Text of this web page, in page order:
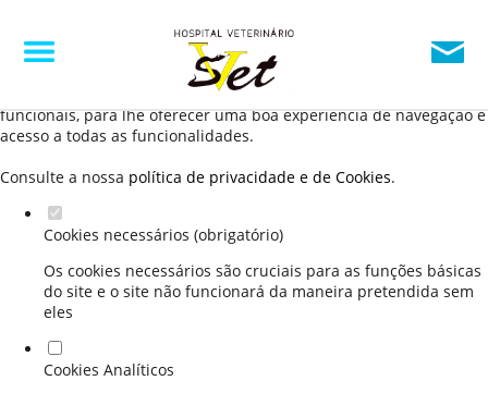
Defina as suas preferências de cookies para este
website.
Este website utiliza cookies estritamente necessários, analíticos e
funcionais, para lhe oferecer uma boa experiência de navegação e
acesso a todas as funcionalidades.
Consulte a nossa política de privacidade e de Cookies.
Cookies necessários (obrigatório)
Os cookies necessários são cruciais para as funções básicas
do site e o site não funcionará da maneira pretendida sem
eles
Cookies Analíticos